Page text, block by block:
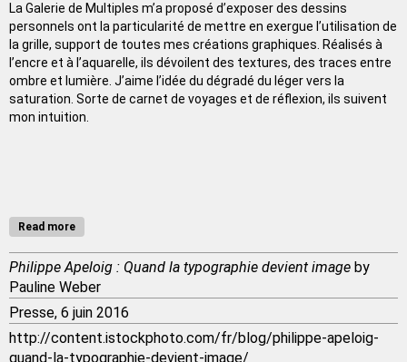
La Galerie de Multiples m’a proposé d’exposer des dessins
personnels ont la particularité de mettre en exergue l’utilisation de
la grille, support de toutes mes créations graphiques. Réalisés à
l’encre et à l’aquarelle, ils dévoilent des textures, des traces entre
ombre et lumière. J’aime l’idée du dégradé du léger vers la
saturation. Sorte de carnet de voyages et de réflexion, ils suivent
mon intuition.
Read more
Philippe Apeloig : Quand la typographie devient image by
Pauline Weber
Presse, 6 juin 2016
http://content.istockphoto.com/fr/blog/philippe-apeloig-
quand-la-typographie-devient-image/